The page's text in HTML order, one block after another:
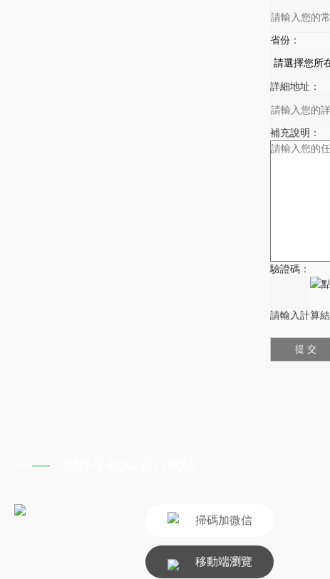
省份：
詳細地址：
補充說明：
驗證碼：
請輸入計算
掃碼加微信
移動端瀏覽